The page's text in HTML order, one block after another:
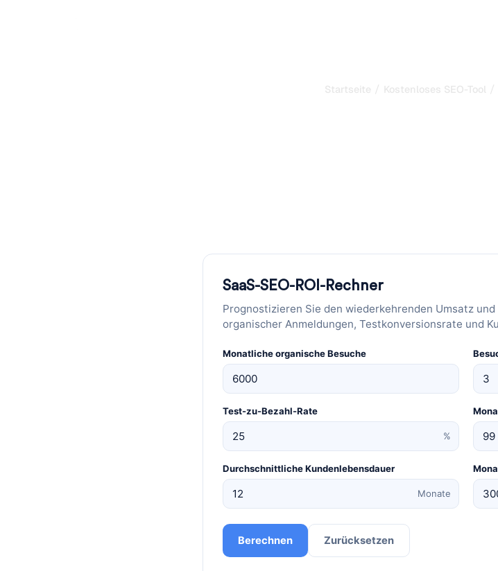
Startseite / Kostenloses SEO-Tool /
SaaS-SEO-ROI-Rechner
Prognostizieren Sie den wiederkehrenden Umsatz und
organischer Anmeldungen, Testkonversionsrate und
Monatliche organische Besuche
Test-zu-Bezahl-Rate
%
Durchschnittliche Kundenlebensdauer
Monate
Berechnen Zurücksetzen